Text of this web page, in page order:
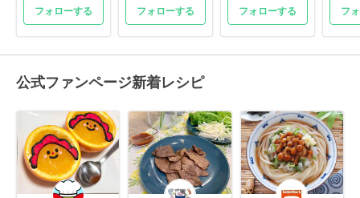
フォローする フォローする フォローする フ
公式ファンページ新着レシピ